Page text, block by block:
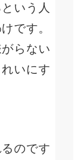
いう人
です。
らない
いにす
のです